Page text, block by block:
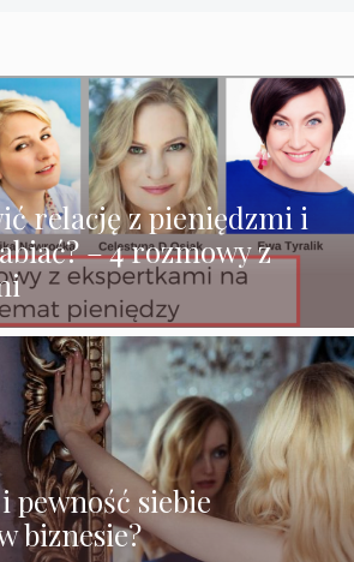
relację z pieniędzmi i
– 4 rozmowy z
pewność siebie
biznesie?